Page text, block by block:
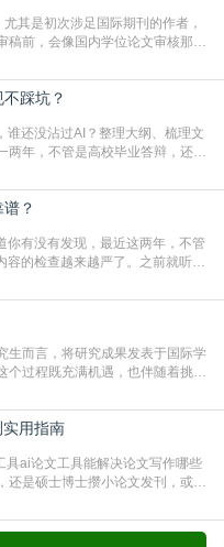
其是初次涉足国际期刊的作者，
稿前，会像国内学位论文审核那
容的审查是严谨投稿流程中不可
家介绍“投稿SCI有查重吗”。
踩坑？
谁还没沾过AI？整理大纲、梳理文
年，不管是高校毕业答辩，还是
重到底有啥区别？这里说透：普
，防的是抄袭；AI查重查的是你
？
你有没有发现，最近这两年，不管
的检查越来越严了。之前就听身
冤了。现在国内多数高校和核心期
成内容辅助写作，必须明确标
生而言，将研究成果发表于国际学
个过程既充满机遇，也伴随着挑
价值和难度究竟如何衡量。本篇
会议论文好发表吗”。一、会议论
文的发
用指南
ai论文工具能解决论文写作哪些
是硕士博士攒小论文发刊，或是
常改不到点上，交上去才发现重复
文工具，这些痛点基本都能高效解